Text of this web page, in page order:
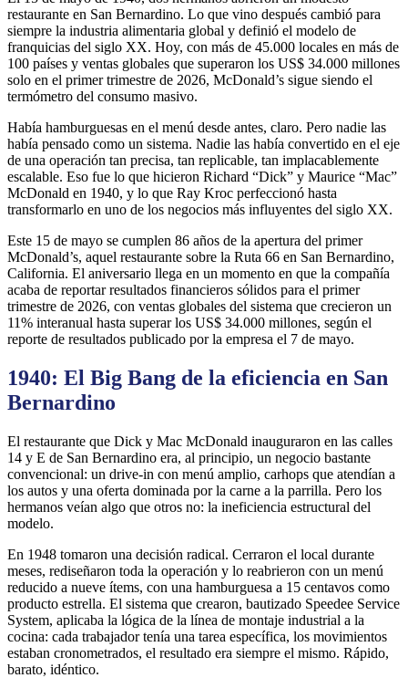
restaurante en San Bernardino. Lo que vino después cambió para
siempre la industria alimentaria global y definió el modelo de
franquicias del siglo XX. Hoy, con más de 45.000 locales en más de
100 países y ventas globales que superaron los US$ 34.000 millones
solo en el primer trimestre de 2026, McDonald’s sigue siendo el
termómetro del consumo masivo.
Había hamburguesas en el menú desde antes, claro. Pero nadie las
había pensado como un sistema. Nadie las había convertido en el eje
de una operación tan precisa, tan replicable, tan implacablemente
escalable. Eso fue lo que hicieron Richard “Dick” y Maurice “Mac”
McDonald en 1940, y lo que Ray Kroc perfeccionó hasta
transformarlo en uno de los negocios más influyentes del siglo XX.
Este 15 de mayo se cumplen 86 años de la apertura del primer
McDonald’s, aquel restaurante sobre la Ruta 66 en San Bernardino,
California. El aniversario llega en un momento en que la compañía
acaba de reportar resultados financieros sólidos para el primer
trimestre de 2026, con ventas globales del sistema que crecieron un
11% interanual hasta superar los US$ 34.000 millones, según el
reporte de resultados publicado por la empresa el 7 de mayo.
1940: El Big Bang de la eficiencia en San
Bernardino
El restaurante que Dick y Mac McDonald inauguraron en las calles
14 y E de San Bernardino era, al principio, un negocio bastante
convencional: un drive-in con menú amplio, carhops que atendían a
los autos y una oferta dominada por la carne a la parrilla. Pero los
hermanos veían algo que otros no: la ineficiencia estructural del
modelo.
En 1948 tomaron una decisión radical. Cerraron el local durante
meses, rediseñaron toda la operación y lo reabrieron con un menú
reducido a nueve ítems, con una hamburguesa a 15 centavos como
producto estrella. El sistema que crearon, bautizado Speedee Service
System, aplicaba la lógica de la línea de montaje industrial a la
cocina: cada trabajador tenía una tarea específica, los movimientos
estaban cronometrados, el resultado era siempre el mismo. Rápido,
barato, idéntico.